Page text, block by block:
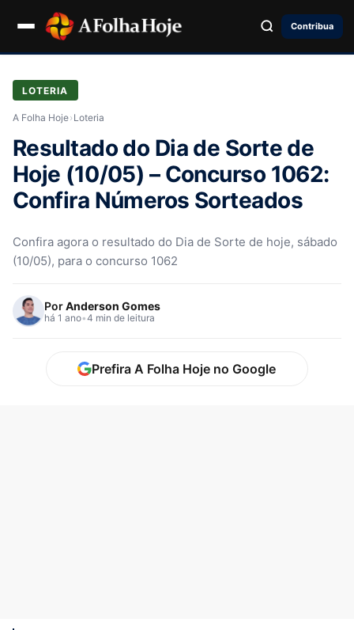
Contribua
LOTERIA
A Folha Hoje› Loteria
Resultado do Dia de Sorte de
Hoje (10/05) – Concurso 1062:
Confira Números Sorteados
Confira agora o resultado do Dia de Sorte de hoje, sábado
(10/05), para o concurso 1062
PorAnderson Gomes
há 1 ano•4 min de leitura
Prefira A Folha Hoje no Google